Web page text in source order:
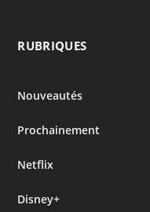
RUBRIQUES
Nouveautés
Prochainement
Netflix
Disney+